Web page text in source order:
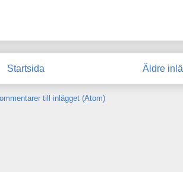
Äldre
Startsida
till inlägget (Atom)